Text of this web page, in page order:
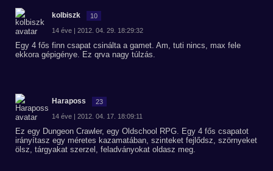
kolbiszk 10
14 éve | 2012. 04. 29. 18:29:32
Egy 4 fős finn csapat csinálta a gamet. Am, tuti nincs, max fele
ekkora gépigénye. Ez qrva nagy túlzás.
Haraposs 23
14 éve | 2012. 04. 17. 18:09:11
Ez egy Dungeon Crawler, egy Oldschool RPG. Egy 4 fős csapatot
irányítasz egy méretes kazamatában, szinteket fejlődsz, szörnyeket
ölsz, tárgyakat szerzel, feladványokat oldasz meg.